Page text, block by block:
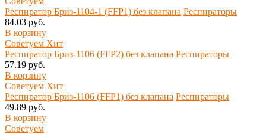
Респиратор Бриз-1104-1 (FFP1) без клапана Респираторы
84.03 руб.
В корзину
Советуем Хит
Респиратор Бриз-1106 (FFP2) без клапана Респираторы
57.19 руб.
В корзину
Советуем Хит
Респиратор Бриз-1106 (FFP1) без клапана Респираторы
49.89 руб.
В корзину
Советуем